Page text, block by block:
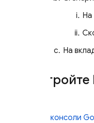
На
На
Настройте
консоли